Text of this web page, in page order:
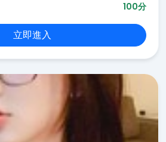
100分
立即進入